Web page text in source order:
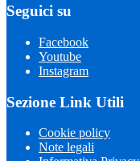
Seguici su
Facebook
Youtube
Instagram
Sezione Link Utili
Cookie policy
Note legali